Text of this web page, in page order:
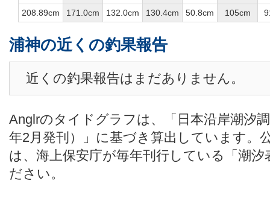
208.89cm 171.0cm 132.0cm 130.4cm 50.8cm 105cm
浦神の近くの釣果報告
近くの釣果報告はまだありません。
Anglrのタイドグラフは、「日本沿岸潮汐
年2月発刊）」に基づき算出しています。
は、海上保安庁が毎年刊行している「潮
ださい。